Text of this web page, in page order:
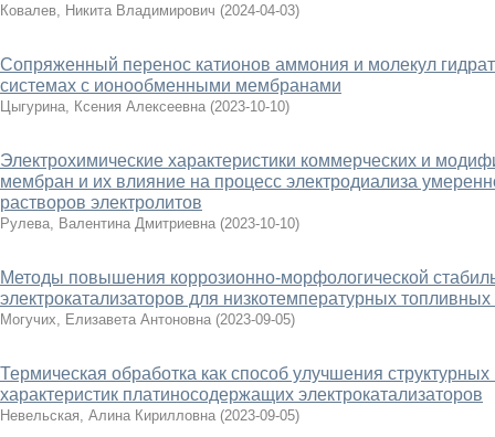
Ковалев, Никита Владимирович (2024-04-03)
Сопряженный перенос катионов аммония и молекул
системах с ионообменными мембранами
Цыгурина, Ксения Алексеевна (2023-10-10)
Электрохимические характеристики коммерческих и
мембран и их влияние на процесс электродиализа
растворов электролитов
Рулева, Валентина Дмитриевна (2023-10-10)
Методы повышения коррозионно-морфологической
электрокатализаторов для низкотемпературных
Могучих, Елизавета Антоновна (2023-09-05)
Термическая обработка как способ улучшения структурных
характеристик платиносодержащих электрокатализаторов
Невельская, Алина Кирилловна (2023-09-05)